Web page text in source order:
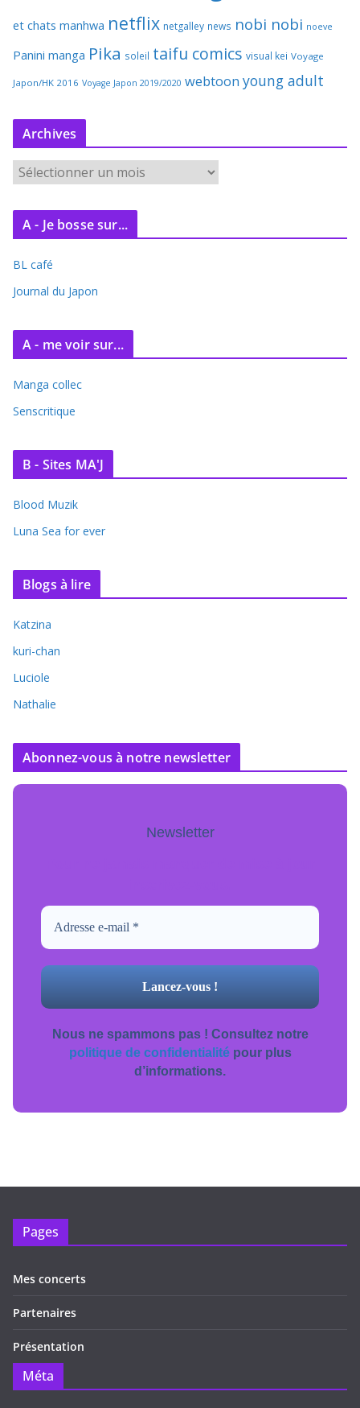
et chats manhwa netflix netgalley news nobi nobi noeve
Panini manga Pika soleil taifu comics visual kei Voyage
Japon/HK 2016 Voyage Japon 2019/2020 webtoon young adult
Archives
r
c
v
e
A - Je bosse sur...
BL café
Journal du Japon
A - me voir sur...
Manga collec
Senscritique
B - Sites MA'J
Blood Muzik
Luna Sea for ever
Blogs à lire
Katzina
kuri-chan
Luciole
Nathalie
Abonnez-vous à notre newsletter
Newsletter
Nous ne spammons pas ! Consultez notre
politique de confidentialitépour plus
d’informations.
Pages
Mes concerts
Partenaires
Présentation
Méta